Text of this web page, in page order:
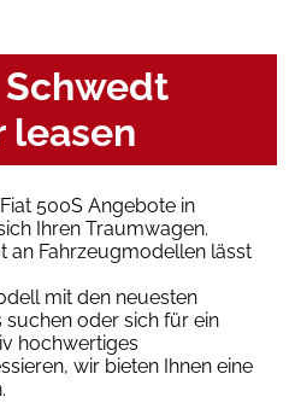
Schwedt
leasen
500S Angebote in
Ihren Traumwagen.
an Fahrzeugmodellen lässt
mit den neuesten
oder sich für ein
hochwertiges
wir bieten Ihnen eine